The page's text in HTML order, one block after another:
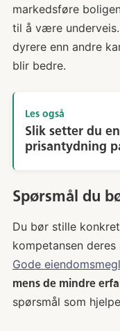
markedsføre
til å være
dyrere enn andre
blir bedre.
Les også
Slik setter du
prisantydning
Spørsmål du
Du bør stille
kompetansen
Gode
mens de mindre
spørsmål som